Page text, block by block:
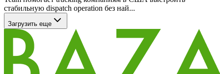
стабильную dispatch operation без най...
Загрузить еще